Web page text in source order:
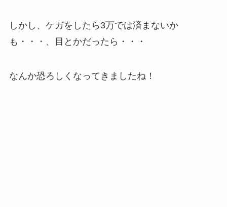
しかし、ケガをしたら3万では済まないか
も・・・、目とかだったら・・・
なんか恐ろしくなってきましたね！